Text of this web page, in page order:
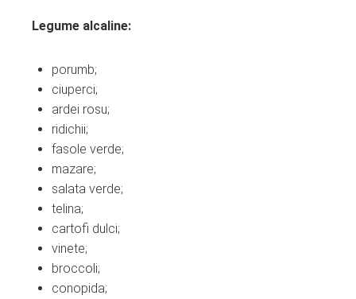
Legume alcaline:
porumb;
ciuperci;
ardei rosu;
ridichii;
fasole verde;
mazare;
salata verde;
telina;
cartofi dulci;
vinete;
broccoli;
conopida;